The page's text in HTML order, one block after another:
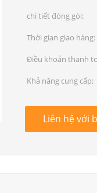
chi tiết đóng gói:
Thời gian giao hàng:
Điều khoản thanh
Khả năng cung cấp:
Liên hệ với